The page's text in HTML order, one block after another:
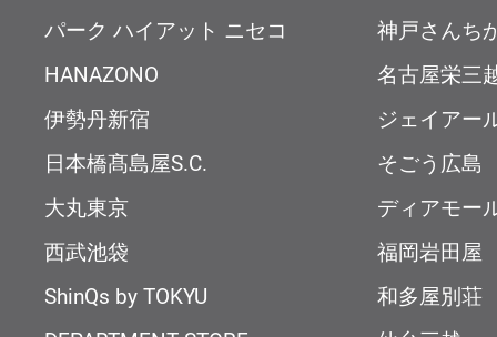
パーク ハイアット ニセコ
HANAZONO
伊勢丹新宿
日本橋髙島屋S.C.
大丸東京
西武池袋
ShinQs by TOKYU
神戸さんち
名古屋栄三
ジェイアー
そごう広島
ディアモー
福岡岩田屋
和多屋別荘